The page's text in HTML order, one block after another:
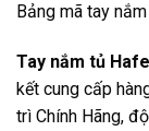
Bảng mã tay
Tay nắm tủ
kết cung cấp
trì Chính Hãng,